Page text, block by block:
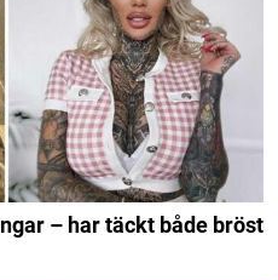
– har täckt både bröst